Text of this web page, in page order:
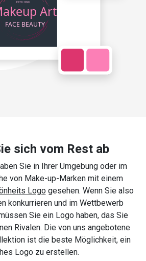
sich vom Rest ab
Sie in Ihrer Umgebung oder im
von Make-up-Marken mit einem
Logogesehen. Wenn Sie also
konkurrieren und im Wettbewerb
Sie ein Logo haben, das Sie
Rivalen. Die von uns angebotene
ist die beste Möglichkeit, ein
Logo zu erstellen.